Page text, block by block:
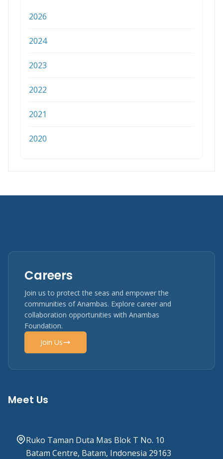
2026
2024
2023
2022
2021
2020
Careers
Join us to protect the seas and empower the
communities of Anambas. Explore career and
collaboration opportunities with Anambas
Foundation.
Join Us
Meet Us
Ruko Taman Duta Mas Blok T No. 10
Batam Centre, Batam, Indonesia 29163